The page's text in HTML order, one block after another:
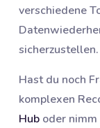
verschiedene
sicherzustellen.
Hast du noch
komplexen
Hub oder